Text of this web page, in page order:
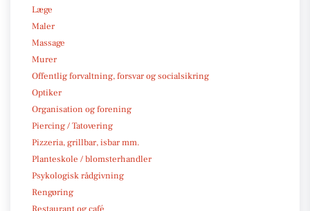
Læge
Maler
Massage
Murer
Offentlig forvaltning, forsvar og socialsikring
Optiker
Organisation og forening
Piercing / Tatovering
Pizzeria, grillbar, isbar mm.
Planteskole / blomsterhandler
Psykologisk rådgivning
Rengøring
Restaurant og café